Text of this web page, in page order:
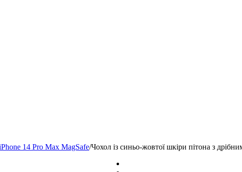
14 Pro Max MagSafe/Чохол із синьо-жовтої шкіри пітона з